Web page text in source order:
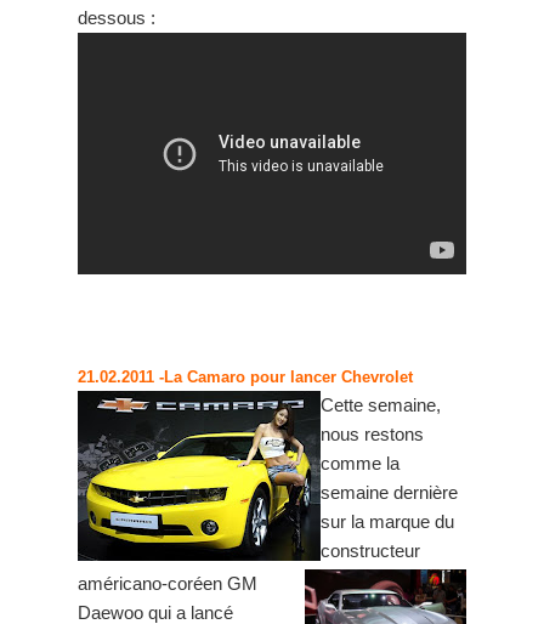
dessous :
21.02.2011 -La Camaro pour lancer Chevrolet
Cette semaine,
nous restons
comme la
semaine dernière
sur la marque du
constructeur
américano-coréen GM
Daewoo qui a lancé